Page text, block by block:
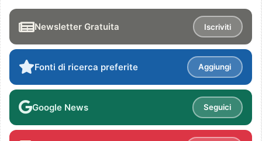
Newsletter Gratuita Iscriviti
Fonti di ricerca preferite Aggiungi
Google News Seguici